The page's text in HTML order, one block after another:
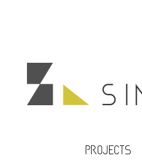
PROJECTS